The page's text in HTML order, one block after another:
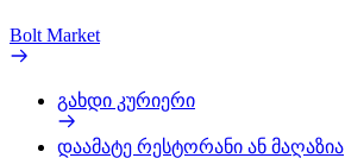
Bolt Market
გახდი კურიერი
დაამატე რესტორანი ან მაღაზია